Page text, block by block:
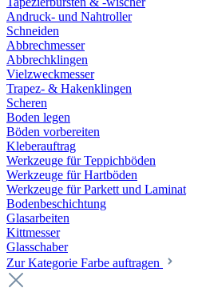
Andruck- und Nahtroller
Schneiden
Abbrechmesser
Abbrechklingen
Vielzweckmesser
Trapez- & Hakenklingen
Scheren
Boden legen
Böden vorbereiten
Kleberauftrag
Werkzeuge für Teppichböden
Werkzeuge für Hartböden
Werkzeuge für Parkett und Laminat
Bodenbeschichtung
Glasarbeiten
Kittmesser
Glasschaber
Zur Kategorie Farbe auftragen